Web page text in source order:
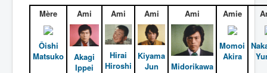
Mère
Ôishi
Matsuko
Ami
Akagi
Ippei
Ami
Hirai
Hiroshi
Ami
Kiyama
Jun
Ami
Midorikawa
Amie
Momoi
Akira